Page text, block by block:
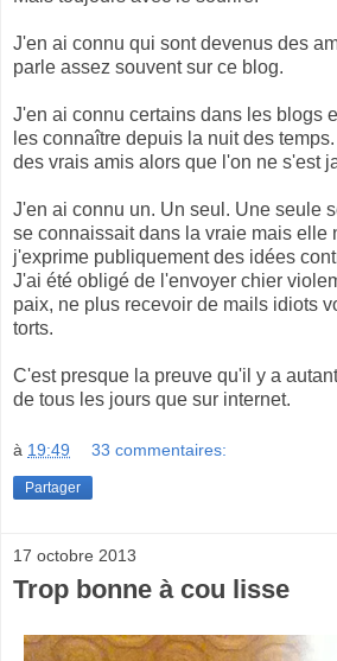
J'en ai connu qui sont devenus des
parle assez souvent sur ce blog.
J'en ai connu certains dans les blogs
les connaître depuis la nuit des
des vrais amis alors que l'on ne s'est
J'en ai connu un. Un seul. Une seule
se connaissait dans la vraie mais elle
j'exprime publiquement des idées
J'ai été obligé de l'envoyer chier
paix, ne plus recevoir de mails idiots
torts.
C'est presque la preuve qu'il y a
de tous les jours que sur internet.
à 19:49 33 commentaires:
Partager
17 octobre 2013
Trop bonne à cou lisse